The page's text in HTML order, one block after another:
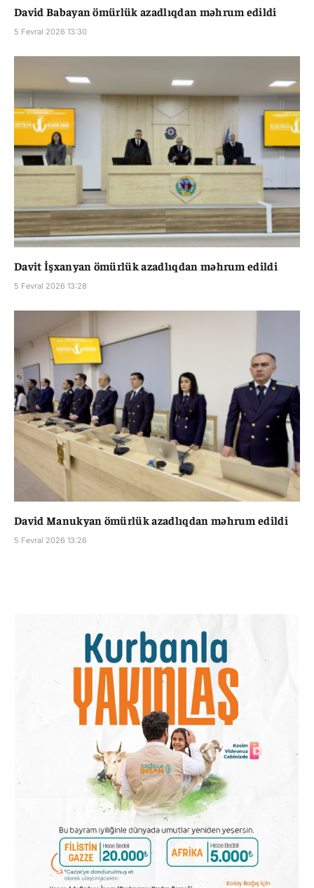
David Babayan ömürlük azadlıqdan məhrum edildi
5 Fevral 2026 13:30
Davit İşxanyan ömürlük azadlıqdan məhrum edildi
5 Fevral 2026 13:28
David Manukyan ömürlük azadlıqdan məhrum edildi
5 Fevral 2026 13:26